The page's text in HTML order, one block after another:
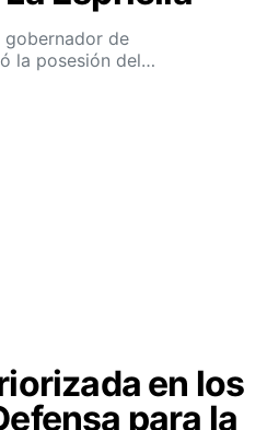
gobernador de
la posesión del…
en los
para la